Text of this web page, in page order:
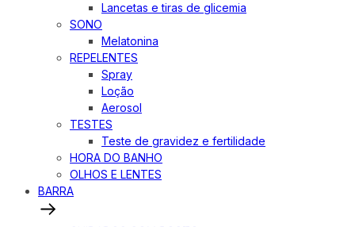
Lancetas e tiras de glicemia
SONO
Melatonina
REPELENTES
Spray
Loção
Aerosol
TESTES
Teste de gravidez e fertilidade
HORA DO BANHO
OLHOS E LENTES
BARRA